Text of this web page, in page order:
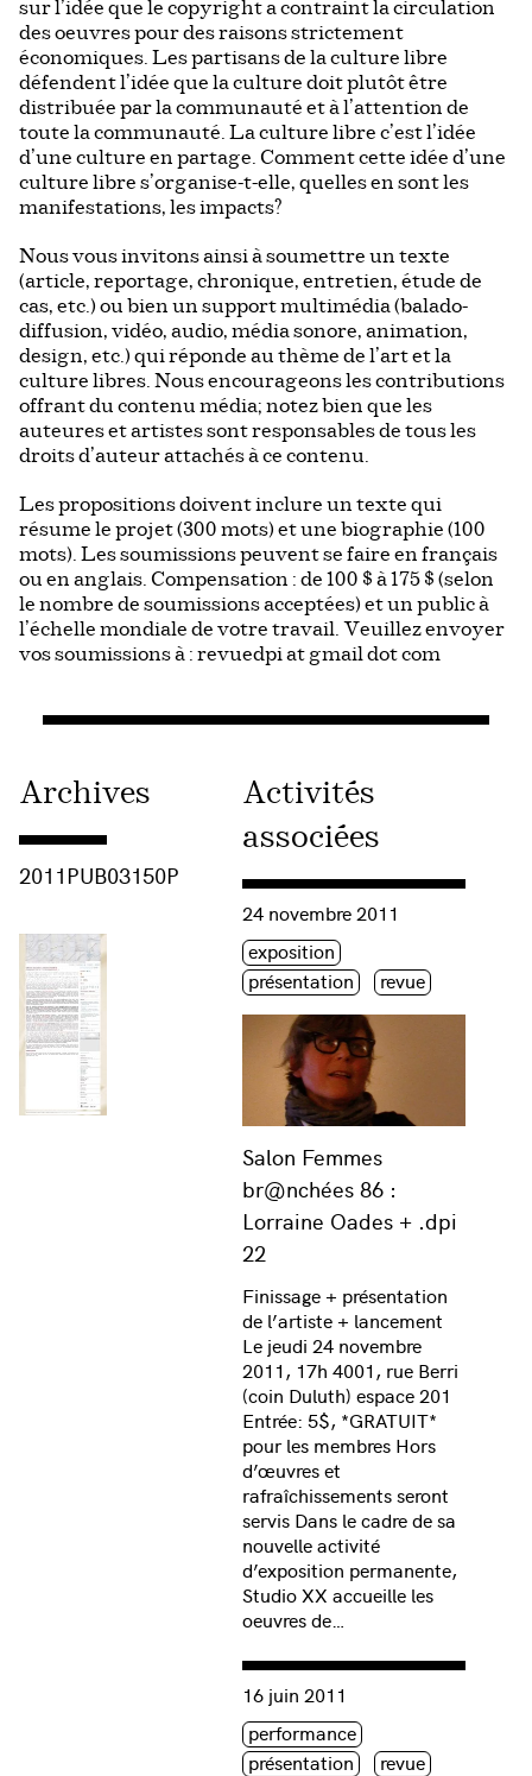
sur l’idée que le copyright a contraint la circulation
des oeuvres pour des raisons strictement
économiques. Les partisans de la culture libre
défendent l’idée que la culture doit plutôt être
distribuée par la communauté et à l’attention de
toute la communauté. La culture libre c’est l’idée
d’une culture en partage. Comment cette idée d’une
culture libre s’organise-t-elle, quelles en sont les
manifestations, les impacts?
Nous vous invitons ainsi à soumettre un texte
(article, reportage, chronique, entretien, étude de
cas, etc.) ou bien un support multimédia (balado-
diffusion, vidéo, audio, média sonore, animation,
design, etc.) qui réponde au thème de l’art et la
culture libres. Nous encourageons les contributions
offrant du contenu média; notez bien que les
auteures et artistes sont responsables de tous les
droits d’auteur attachés à ce contenu.
Les propositions doivent inclure un texte qui
résume le projet (300 mots) et une biographie (100
mots). Les soumissions peuvent se faire en français
ou en anglais. Compensation : de 100 $ à 175 $ (selon
le nombre de soumissions acceptées) et un public à
l’échelle mondiale de votre travail. Veuillez envoyer
vos soumissions à : revuedpi at gmail dot com
Archives
2011PUB03150P
Activités
associées
Salon Femmes
br@nchées 86 :
Lorraine Oades + .dpi
22
Consulter « Salon Femmes
24 novembre 2011
Étiquette(s)
exposition
présentation
revue
Finissage + présentation
de l’artiste + lancement
Le jeudi 24 novembre
2011, 17h 4001, rue Berri
(coin Duluth) espace 201
Entrée: 5$, *GRATUIT*
pour les membres Hors
d’œuvres et
rafraîchissements seront
servis Dans le cadre de sa
nouvelle activité
d’exposition permanente,
Studio XX accueille les
oeuvres de…
Consulter « Salon Femmes
16 juin 2011
Étiquette(s)
performance
présentation
revue